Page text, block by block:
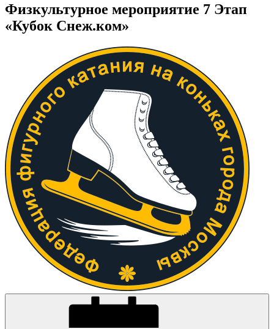
Физкультурное мероприятие 7 Этап
«Кубок Снеж.ком»